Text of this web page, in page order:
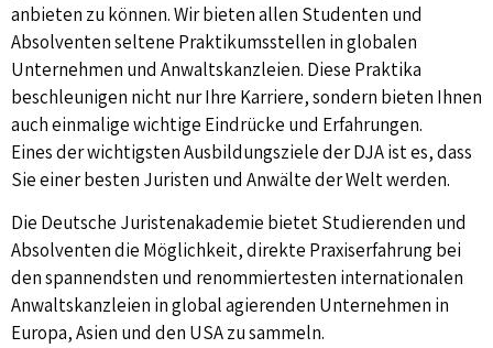
anbieten zu können. Wir bieten allen Studenten und
Absolventen seltene Praktikumsstellen in globalen
Unternehmen und Anwaltskanzleien. Diese Praktika
beschleunigen nicht nur Ihre Karriere, sondern bieten Ihnen
auch einmalige wichtige Eindrücke und Erfahrungen.
Eines der wichtigsten Ausbildungsziele der DJA ist es, dass
Sie einer besten Juristen und Anwälte der Welt werden.
Die Deutsche Juristenakademie bietet Studierenden und
Absolventen die Möglichkeit, direkte Praxiserfahrung bei
den spannendsten und renommiertesten internationalen
Anwaltskanzleien in global agierenden Unternehmen in
Europa, Asien und den USA zu sammeln.